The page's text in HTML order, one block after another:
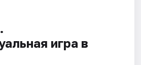
игра в